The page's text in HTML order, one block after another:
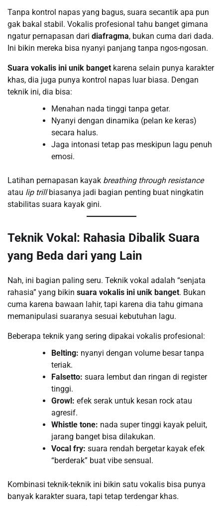
Tanpa kontrol napas yang bagus, suara secantik apa pun
gak bakal stabil. Vokalis profesional tahu banget gimana
ngatur pernapasan dari diafragma, bukan cuma dari dada.
Ini bikin mereka bisa nyanyi panjang tanpa ngos-ngosan.
Suara vokalis ini unik banget karena selain punya karakter
khas, dia juga punya kontrol napas luar biasa. Dengan
teknik ini, dia bisa:
Menahan nada tinggi tanpa getar.
Nyanyi dengan dinamika (pelan ke keras)
secara halus.
Jaga intonasi tetap pas meskipun lagu penuh
emosi.
Latihan pernapasan kayak breathing through resistance
atau lip trillbiasanya jadi bagian penting buat ningkatin
stabilitas suara kayak gini.
Teknik Vokal: Rahasia Dibalik Suara
yang Beda dari yang Lain
Nah, ini bagian paling seru. Teknik vokal adalah “senjata
rahasia” yang bikin suara vokalis ini unik banget. Bukan
cuma karena bawaan lahir, tapi karena dia tahu gimana
memanipulasi suaranya sesuai kebutuhan lagu.
Beberapa teknik yang sering dipakai vokalis profesional:
Belting: nyanyi dengan volume besar tanpa
teriak.
Falsetto: suara lembut dan ringan di register
tinggi.
Growl: efek serak untuk kesan rock atau
agresif.
Whistle tone: nada super tinggi kayak peluit,
jarang banget bisa dilakukan.
Vocal fry: suara rendah bergetar kayak efek
“berderak” buat vibe sensual.
Kombinasi teknik-teknik ini bikin satu vokalis bisa punya
banyak karakter suara, tapi tetap terdengar khas.